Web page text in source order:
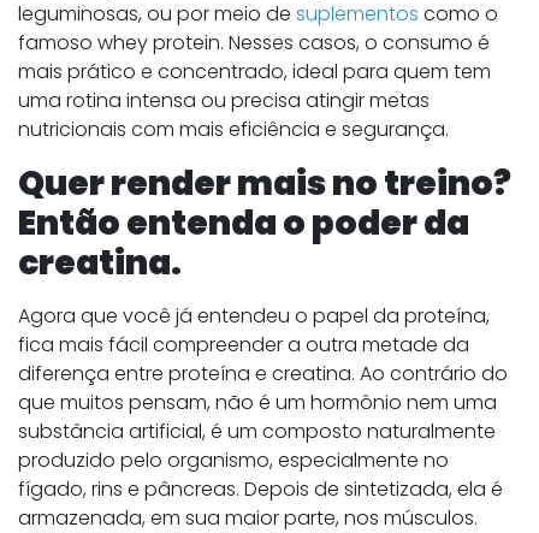
leguminosas, ou por meio de suplementos como o
famoso whey protein. Nesses casos, o consumo é
mais prático e concentrado, ideal para quem tem
uma rotina intensa ou precisa atingir metas
nutricionais com mais eficiência e segurança.
Quer render mais no treino?
Então entenda o poder da
creatina.
Agora que você já entendeu o papel da proteína,
fica mais fácil compreender a outra metade da
diferença entre proteína e creatina. Ao contrário do
que muitos pensam, não é um hormônio nem uma
substância artificial, é um composto naturalmente
produzido pelo organismo, especialmente no
fígado, rins e pâncreas. Depois de sintetizada, ela é
armazenada, em sua maior parte, nos músculos.